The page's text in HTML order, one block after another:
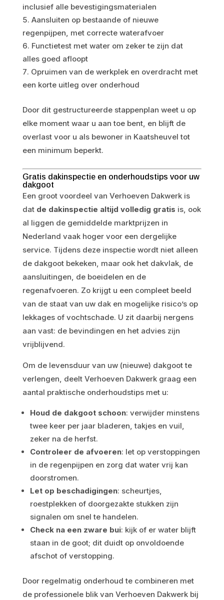
inclusief alle bevestigingsmaterialen
Aansluiten op bestaande of nieuwe
regenpijpen, met correcte waterafvoer
Functietest met water om zeker te zijn dat
alles goed afloopt
Opruimen van de werkplek en overdracht met
een korte uitleg over onderhoud
Door dit gestructureerde stappenplan weet u op
elke moment waar u aan toe bent, en blijft de
overlast voor u als bewoner in Kaatsheuvel tot
een minimum beperkt.
Gratis dakinspectie en onderhoudstips voor uw
dakgoot
Een groot voordeel van Verhoeven Dakwerk is
dat de dakinspectie altijd volledig gratis is, ook
al liggen de gemiddelde marktprijzen in
Nederland vaak hoger voor een dergelijke
service. Tijdens deze inspectie wordt niet alleen
de dakgoot bekeken, maar ook het dakvlak, de
aansluitingen, de boeidelen en de
regenafvoeren. Zo krijgt u een compleet beeld
van de staat van uw dak en mogelijke risico’s op
lekkages of vochtschade. U zit daarbij nergens
aan vast: de bevindingen en het advies zijn
vrijblijvend.
Om de levensduur van uw (nieuwe) dakgoot te
verlengen, deelt Verhoeven Dakwerk graag een
aantal praktische onderhoudstips met u:
Houd de dakgoot schoon: verwijder minstens
twee keer per jaar bladeren, takjes en vuil,
zeker na de herfst.
Controleer de afvoeren: let op verstoppingen
in de regenpijpen en zorg dat water vrij kan
doorstromen.
Let op beschadigingen: scheurtjes,
roestplekken of doorgezakte stukken zijn
signalen om snel te handelen.
Check na een zware bui: kijk of er water blijft
staan in de goot; dit duidt op onvoldoende
afschot of verstopping.
Door regelmatig onderhoud te combineren met
de professionele blik van Verhoeven Dakwerk bij